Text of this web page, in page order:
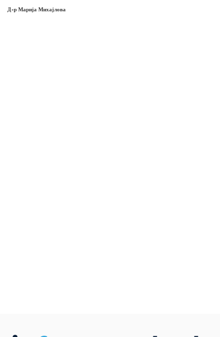
Д-р Марија Михајлова